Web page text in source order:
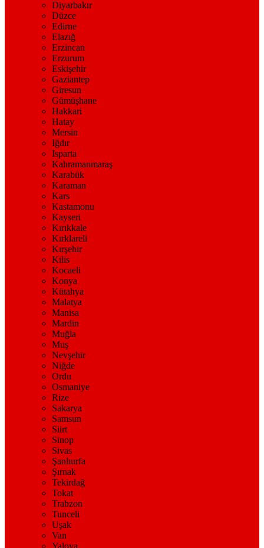
Diyarbakır
Düzce
Edirne
Elazığ
Erzincan
Erzurum
Eskişehir
Gaziantep
Giresun
Gümüşhane
Hakkari
Hatay
Mersin
Iğdır
Isparta
Kahramanmaraş
Karabük
Karaman
Kars
Kastamonu
Kayseri
Kırıkkale
Kırklareli
Kırşehir
Kilis
Kocaeli
Konya
Kütahya
Malatya
Manisa
Mardin
Muğla
Muş
Nevşehir
Niğde
Ordu
Osmaniye
Rize
Sakarya
Samsun
Siirt
Sinop
Sivas
Şanlıurfa
Şırnak
Tekirdağ
Tokat
Trabzon
Tunceli
Uşak
Van
Yalova